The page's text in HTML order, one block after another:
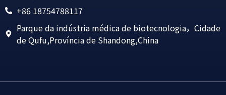
+86 18754788117
Parque da indústria médica de biotecnologia，Cidade
de Qufu,Província de Shandong,China